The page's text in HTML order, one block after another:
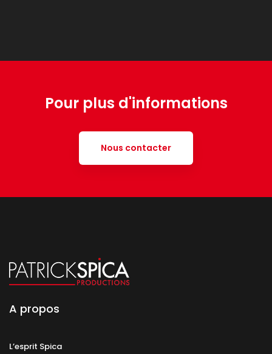
Pour plus d'informations
Nous contacter
A propos
L’esprit Spica